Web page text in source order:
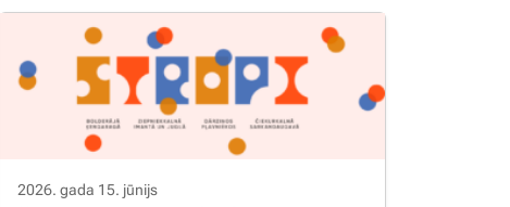
2026. gada 15. jūnijs